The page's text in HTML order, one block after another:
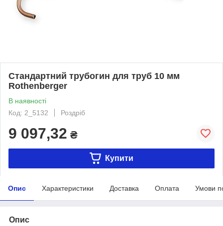
Стандартний трубогин для труб 10 мм
Rothenberger
В наявності
Код: 2_5132
Роздріб
9 097,32 ₴
Купити
Опис Характеристики Доставка Оплата Умови
Опис